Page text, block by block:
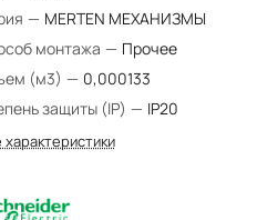
— MERTEN МЕХАНИЗМЫ
монтажа — Прочее
(м3) — 0,000133
защиты (IP) — IP20
характеристики